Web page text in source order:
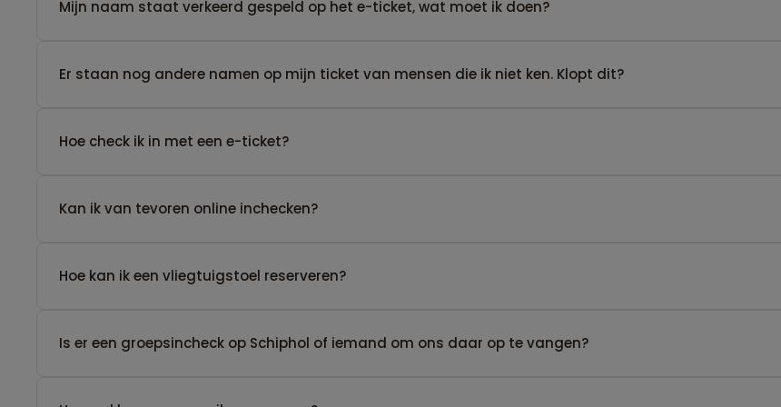
Mijn naam staat verkeerd gespeld op het e-ticket, wat moet ik doen?
Er staan nog andere namen op mijn ticket van mensen die ik niet ken. Klopt dit?
Hoe check ik in met een e-ticket?
Kan ik van tevoren online inchecken?
Hoe kan ik een vliegtuigstoel reserveren?
Is er een groepsincheck op Schiphol of iemand om ons daar op te vangen?